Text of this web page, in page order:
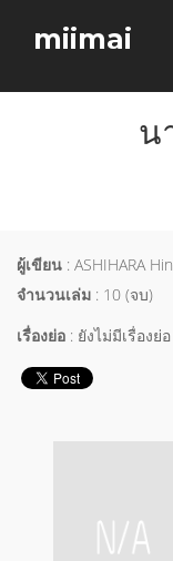
miimai
น
ผู้เขียน : ASHIHARA
จำนวนเล่ม : 10 (จบ)
เรื่องย่อ : ยังไม่มีเรื่องย่อ